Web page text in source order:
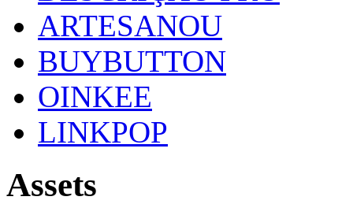
ARTESANOU
BUYBUTTON
OINKEE
LINKPOP
Assets